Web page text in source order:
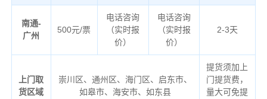
南通-
广州
500元/票
电话咨询
（实时报
价）
电话咨询
（实时报
价）
2-3天
上门取
货区域
崇川区、通州区、海门区、启东市、
如皋市、海安市、如东县
提货须加上
门提货费，
量大可免提